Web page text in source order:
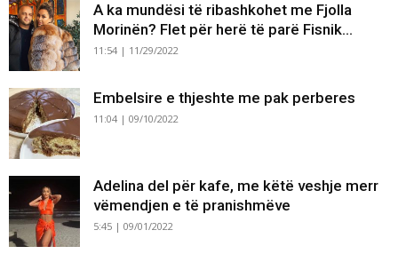
A ka mundësi të ribashkohet me Fjolla
Morinën? Flet për herë të parë Fisnik...
11:54 | 11/29/2022
Embelsire e thjeshte me pak perberes
11:04 | 09/10/2022
Adelina del për kafe, me këtë veshje merr
vëmendjen e të pranishmëve
5:45 | 09/01/2022